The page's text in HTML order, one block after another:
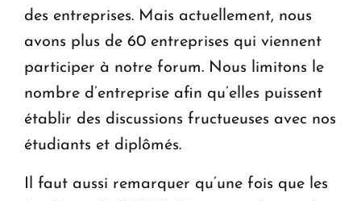
des entreprises. Mais actuellement, nous
avons plus de 60 entreprises qui viennent
participer à notre forum. Nous limitons le
nombre d’entreprise afin qu’elles puissent
établir des discussions fructueuses avec nos
étudiants et diplômés.
Il faut aussi remarquer qu’une fois que les